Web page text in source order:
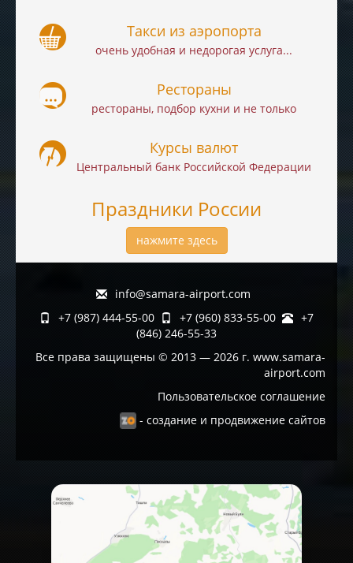
Такси из аэропорта
очень удобная и недорогая услуга...
Рестораны
рестораны, подбор кухни и не только
Курсы валют
Центральный банк Российской Федерации
Праздники России
нажмите здесь
info@samara-airport.com
+7 (987) 444-55-00
+7 (960) 833-55-00
+7
(846) 246-55-33
Все права защищены © 2013 — 2026 г. www.samara-
airport.com
Пользовательское соглашение
- создание и продвижение сайтов